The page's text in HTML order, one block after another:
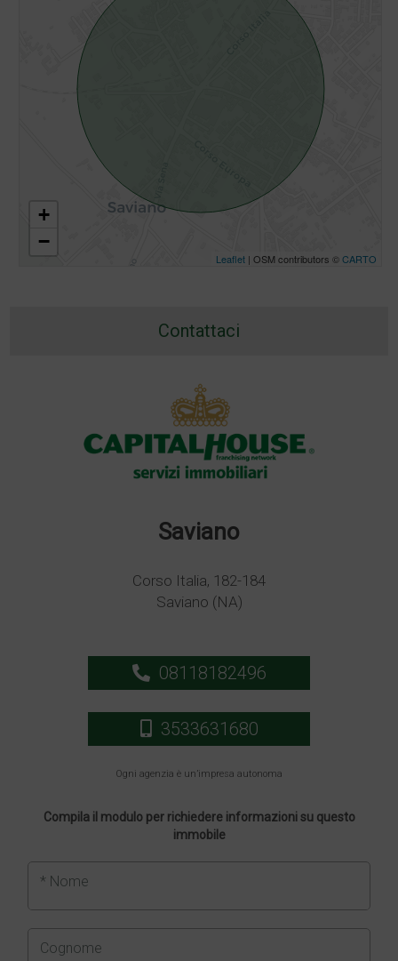
+
−
Leaflet| OSM contributors ©CARTO
Contattaci
Saviano
Corso Italia, 182-184
Saviano (NA)
08118182496
3533631680
Ogni agenzia è un’impresa autonoma
Compila il modulo per richiedere informazioni su questo
immobile
* Nome
Cognome